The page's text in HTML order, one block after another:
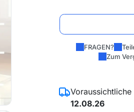
Zum
FRAGEN?
12.08.26